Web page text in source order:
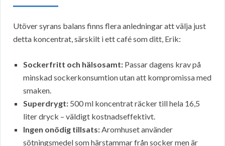
Utöver syrans balans finns flera anledningar att välja just
detta koncentrat, särskilt i ett café som ditt, Erik:
Sockerfritt och hälsosamt: Passar dagens krav på
minskad sockerkonsumtion utan att kompromissa med
smaken.
Superdrygt: 500 ml koncentrat räcker till hela 16,5
liter dryck – väldigt kostnadseffektivt.
Ingen onödig tillsats:Aromhuset använder
sötningsmedel som härstammar från socker men är